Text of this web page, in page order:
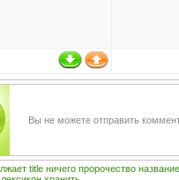
Вы не можете отправить
title ничего пророчество